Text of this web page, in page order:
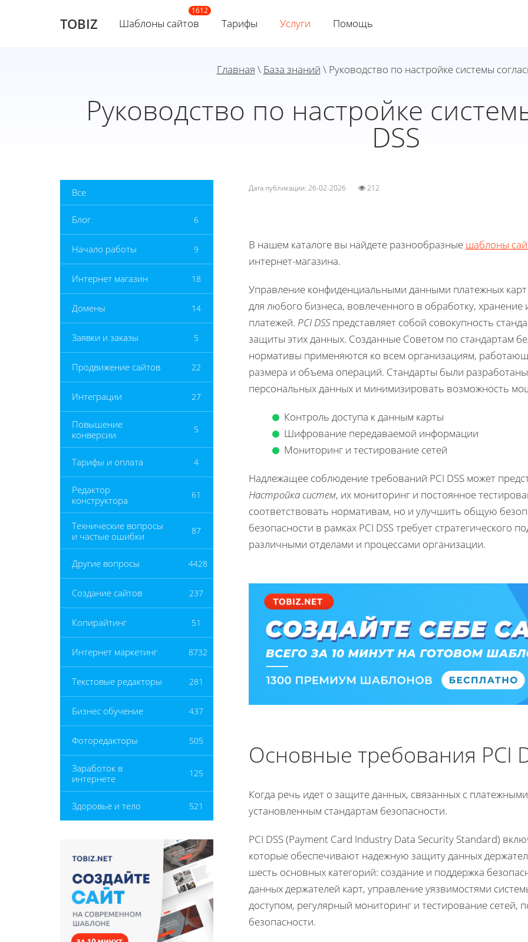
TOBIZ Шаблоны сайтов Тарифы Услуги Помощь
Главная \ База знаний \ Руководство по настройке системы
Руководство по настройке
DSS
Все
Блог 6
Начало работы 9
Интернет магазин 18
Домены 14
Заявки и заказы 5
Продвижение сайтов 22
Интеграции 27
Повышение
конверсии
5
Тарифы и оплата 4
Редактор
конструктора
61
Технические вопросы
и частые ошибки
87
Другие вопросы 4428
Создание сайтов 237
Копирайтинг 51
Интернет маркетинг 8732
Текстовые редакторы 281
Бизнес обучение 437
Фоторедакторы 505
Заработок в
интернете
125
Здоровье и тело 521
Дата публикации: 26-02-2026 212
В нашем каталоге вы найдете разнообразные шаблоны
интернет-магазина.
Управление конфиденциальными данными платежных карт
для любого бизнеса, вовлеченного в обработку,
платежей. PCI DSSпредставляет собой совокупность
защиты этих данных. Созданные Советом по стандартам
нормативы применяются ко всем организациям,
размера и объема операций. Стандарты были
персональных данных и минимизировать возможность
Контроль доступа к данным карты
Шифрование передаваемой информации
Мониторинг и тестирование сетей
Надлежащее соблюдение требований PCI DSS может
Настройка систем, их мониторинг и постоянное
соответствовать нормативам, но и улучшить общую
безопасности в рамках PCI DSS требует стратегического
различными отделами и процессами организации.
Основные требования PCI
Когда речь идет о защите данных, связанных с
установленным стандартам безопасности.
PCI DSS (Payment Card Industry Data Security Standard)
которые обеспечивают надежную защиту данных
шесть основных категорий: создание и поддержка
данных держателей карт, управление уязвимостями
доступом, регулярный мониторинг и тестирование
безопасности.